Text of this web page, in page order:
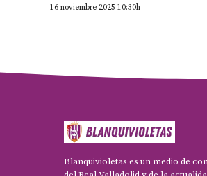
16 noviembre 2025 10:30h
Blanquivioletas es un medio de